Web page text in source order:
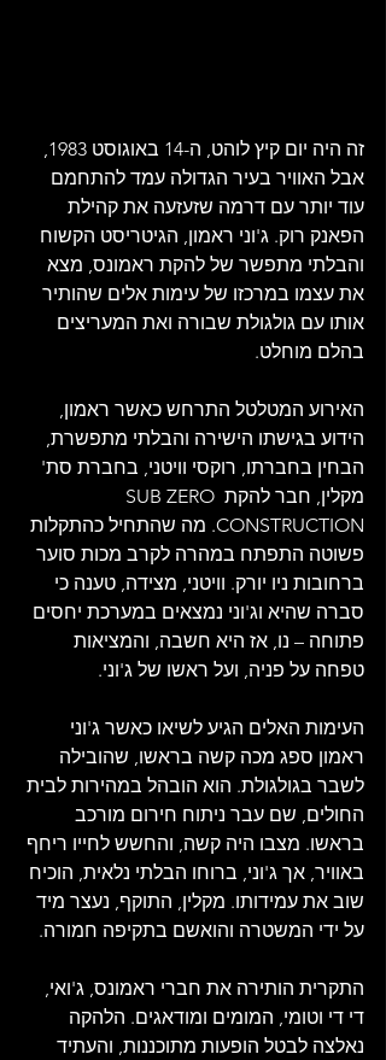
זה היה יום קיץ לוהט, ה-14 באוגוסט 1983,
אבל האוויר בעיר הגדולה עמד להתחמם
עוד יותר עם דרמה שזעזעה את קהילת
הפאנק רוק. ג'וני ראמון, הגיטריסט הקשוח
והבלתי מתפשר של להקת ראמונס, מצא
את עצמו במרכזו של עימות אלים שהותיר
אותו עם גולגולת שבורה ואת המעריצים
בהלם מוחלט.
האירוע המטלטל התרחש כאשר ראמון,
הידוע בגישתו הישירה והבלתי מתפשרת,
הבחין בחברתו, רוקסי וויטני, בחברת סת'
מקלין, חבר להקת SUB ZERO
CONSTRUCTION. מה שהתחיל כהתקלות
פשוטה התפתח במהרה לקרב מכות סוער
ברחובות ניו יורק. וויטני, מצידה, טענה כי
סברה שהיא וג'וני נמצאים במערכת יחסים
פתוחה – נו, אז היא חשבה, והמציאות
טפחה על פניה, ועל ראשו של ג'וני.
העימות האלים הגיע לשיאו כאשר ג'וני
ראמון ספג מכה קשה בראשו, שהובילה
לשבר בגולגולת. הוא הובהל במהירות לבית
החולים, שם עבר ניתוח חירום מורכב
בראשו. מצבו היה קשה, והחשש לחייו ריחף
באוויר, אך ג'וני, ברוחו הבלתי נלאית, הוכיח
שוב את עמידותו. מקלין, התוקף, נעצר מיד
על ידי המשטרה והואשם בתקיפה חמורה.
התקרית הותירה את חברי ראמונס, ג'ואי,
די די וטומי, המומים ומודאגים. הלהקה
נאלצה לבטל הופעות מתוכננות, והעתיד